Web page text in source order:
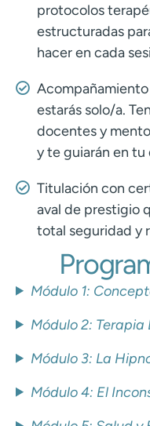
protocolos
estructuradas
hacer en cada
estarás solo/a.
docentes y
y te guiarán en tu
Titulación con
aval de prestigio
total seguridad y
Módulo 1:
Módulo 2:
Módulo 3: La
Módulo 4: El